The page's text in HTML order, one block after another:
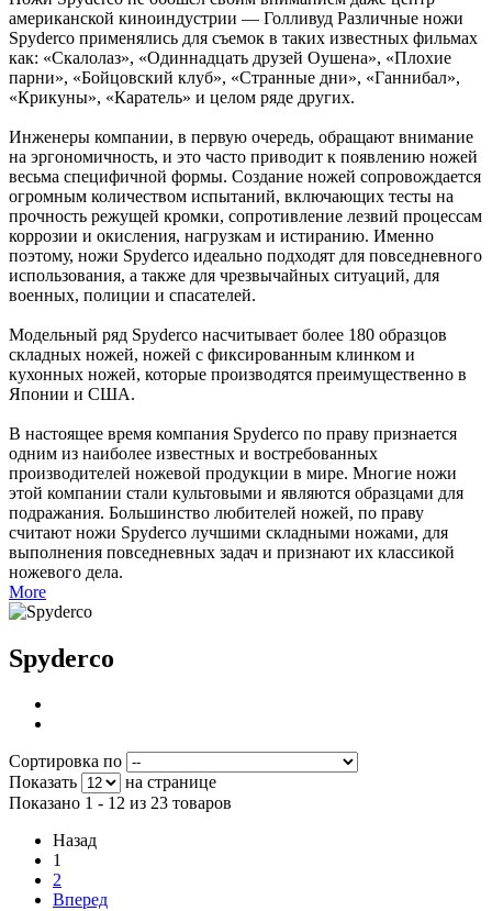
американской киноиндустрии — Голливуд Различные ножи
Spyderco применялись для съемок в таких известных фильмах
как: «Скалолаз», «Одиннадцать друзей Оушена», «Плохие
парни», «Бойцовский клуб», «Странные дни», «Ганнибал»,
«Крикуны», «Каратель» и целом ряде других.
Инженеры компании, в первую очередь, обращают внимание
на эргономичность, и это часто приводит к появлению ножей
весьма специфичной формы. Создание ножей сопровождается
огромным количеством испытаний, включающих тесты на
прочность режущей кромки, сопротивление лезвий процессам
коррозии и окисления, нагрузкам и истиранию. Именно
поэтому, ножи Spyderco идеально подходят для повседневного
использования, а также для чрезвычайных ситуаций, для
военных, полиции и спасателей.
Модельный ряд Spyderco насчитывает более 180 образцов
складных ножей, ножей с фиксированным клинком и
кухонных ножей, которые производятся преимущественно в
Японии и США.
В настоящее время компания Spyderco по праву признается
одним из наиболее известных и востребованных
производителей ножевой продукции в мире. Многие ножи
этой компании стали культовыми и являются образцами для
подражания. Большинство любителей ножей, по праву
считают ножи Spyderco лучшими складными ножами, для
выполнения повседневных задач и признают их классикой
ножевого дела.
More
Spyderco
Сортировка по
Показать
на странице
Показано 1 - 12 из 23 товаров
Назад
1
2
Вперед